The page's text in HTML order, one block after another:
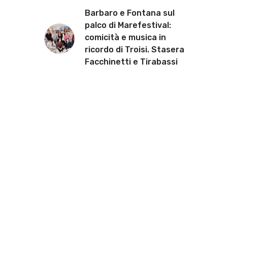
Barbaro e Fontana sul
palco di Marefestival:
comicità e musica in
ricordo di Troisi. Stasera
Facchinetti e Tirabassi